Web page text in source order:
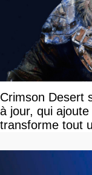
Crimson Desert
à jour, qui
transforme tout